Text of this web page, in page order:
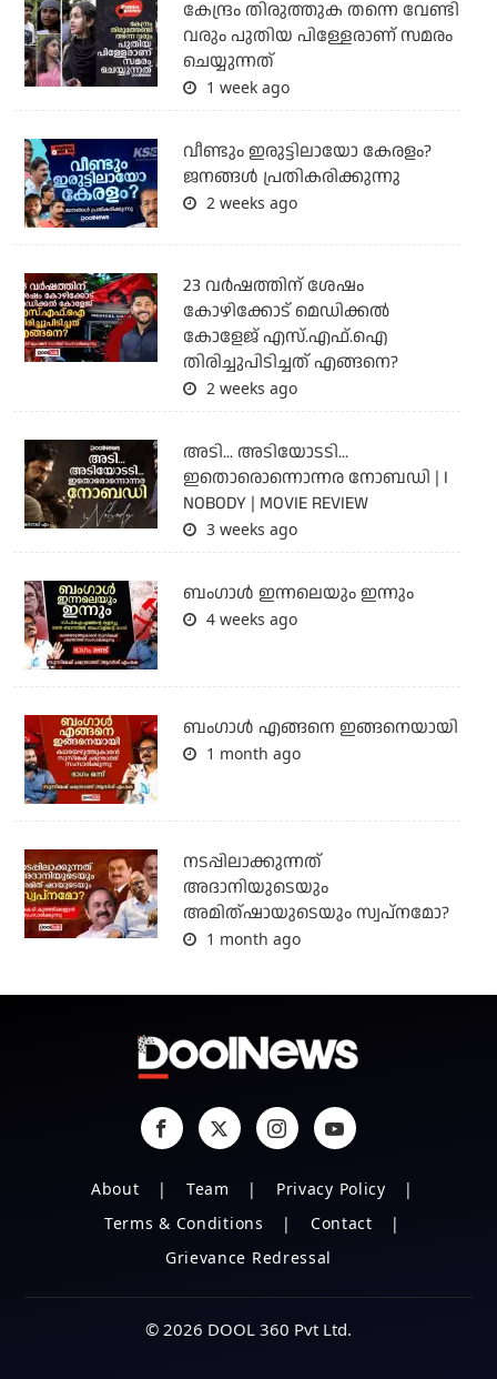
കേന്ദ്രം തിരുത്തുക തന്നെ വേണ്ടി
വരും പുതിയ പിള്ളേരാണ് സമരം
ചെയ്യുന്നത്
1 week ago
വീണ്ടും ഇരുട്ടിലായോ കേരളം?
ജനങ്ങൾ പ്രതികരിക്കുന്നു
2 weeks ago
23 വർഷത്തിന് ശേഷം
കോഴിക്കോട് മെഡിക്കൽ
കോളേജ് എസ്.എഫ്.ഐ
തിരിച്ചുപിടിച്ചത് എങ്ങനെ?
2 weeks ago
അടി... അടിയോടടി...
ഇതൊരൊന്നൊന്നര നോബഡി | I
NOBODY | MOVIE REVIEW
3 weeks ago
ബംഗാള്‍ ഇന്നലെയും ഇന്നും
4 weeks ago
ബം​ഗാൾ എങ്ങനെ ഇങ്ങനെയായി
1 month ago
നടപ്പിലാക്കുന്നത്
അദാനിയുടെയും
അമിത്ഷായുടെയും സ്വപ്നമോ?
1 month ago
About Team
Privacy Policy
Terms & Conditions
Contact
Grievance Redressal
© 2026 DOOL 360 Pvt Ltd.